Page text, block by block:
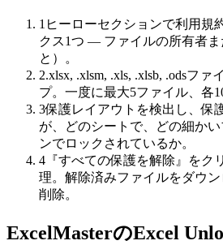
1 ヒーローセクションで利用規
クス1つ — ファイルの所有者ま
と）。
2.xlsx, .xlsm, .xls, .xlsb, .odsフ
プ。一度に最大5ファイル、各
3保護レイアウトを検出し、保
が、どのシートで、どの細か
ンでロックされているか。
4 『すべての保護を解除』をク
理。解除済みファイルをダウ
削除。
ExcelMasterのExcel